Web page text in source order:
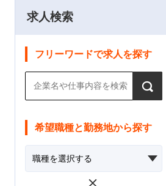
求人検索
フリーワードで求人を探す
希望職種と勤務地から探す